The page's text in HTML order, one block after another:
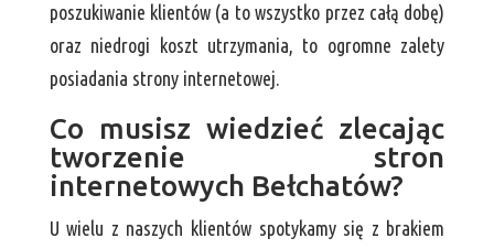
poszukiwanie klientów (a to wszystko przez całą dobę)
oraz niedrogi koszt utrzymania, to ogromne zalety
posiadania strony internetowej.
Co musisz wiedzieć zlecając
tworzenie stron
internetowych Bełchatów?
U wielu z naszych klientów spotykamy się z brakiem